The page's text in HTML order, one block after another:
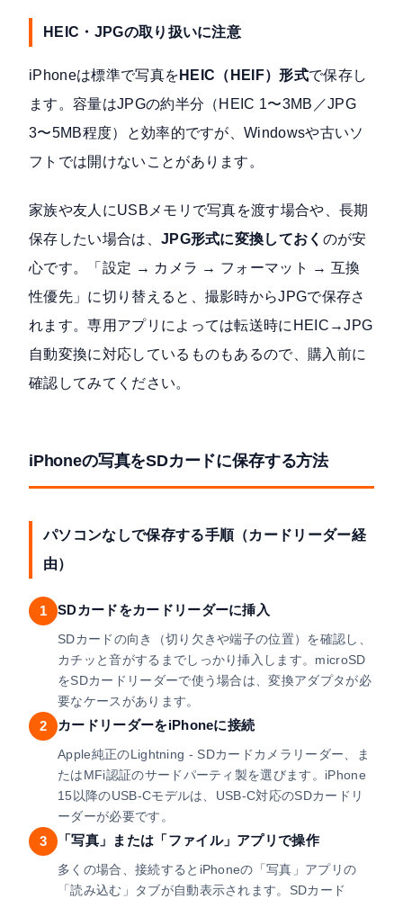
HEIC・JPGの取り扱いに注意
iPhoneは標準で写真を HEIC（HEIF）形式で保存し
ます。容量はJPGの約半分（HEIC 1〜3MB／JPG
3〜5MB程度）と効率的ですが、Windowsや古いソ
フトでは開けないことがあります。
家族や友人にUSBメモリで写真を渡す場合や、長期
保存したい場合は、 JPG形式に変換しておく のが安
心です。「設定 → カメラ → フォーマット → 互換
性優先」に切り替えると、撮影時からJPGで保存さ
れます。専用アプリによっては転送時にHEIC→JPG
自動変換に対応しているものもあるので、購入前に
確認してみてください。
iPhoneの写真をSDカードに保存する方法
パソコンなしで保存する手順（カードリーダー経
由）
1 SDカードをカードリーダーに挿入
SDカードの向き（切り欠きや端子の位置）を確認し、
カチッと音がするまでしっかり挿入します。microSD
をSDカードリーダーで使う場合は、変換アダプタが必
要なケースがあります。
2 カードリーダーをiPhoneに接続
Apple純正のLightning - SDカードカメラリーダー、ま
たはMFi認証のサードパーティ製を選びます。iPhone
15以降のUSB-Cモデルは、USB-C対応のSDカードリ
ーダーが必要です。
3 「写真」または「ファイル」アプリで操作
多くの場合、接続するとiPhoneの「写真」アプリの
「読み込む」タブが自動表示されます。SDカード